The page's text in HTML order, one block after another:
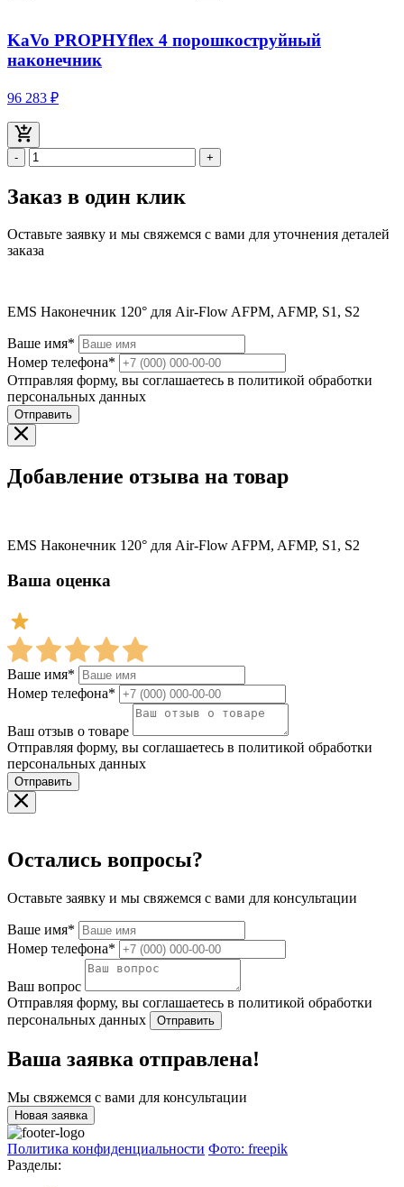
KaVo PROPHYflex 4 порошкоструйный
наконечник
96 283 ₽
- +
Заказ в один клик
Оставьте заявку и мы свяжемся с вами для уточнения деталей
заказа
EMS Наконечник 120° для Air-Flow AFPM, AFMP, S1, S2
Ваше имя*
Номер телефона*
Отправляя форму, вы соглашаетесь в политикой обработки
персональных данных
Отправить
Добавление отзыва на товар
EMS Наконечник 120° для Air-Flow AFPM, AFMP, S1, S2
Ваша оценка
Ваше имя*
Номер телефона*
Ваш отзыв о товаре
Отправляя форму, вы соглашаетесь в политикой обработки
персональных данных
Отправить
Остались вопросы?
Оставьте заявку и мы свяжемся с вами для консультации
Ваше имя*
Номер телефона*
Ваш вопрос
Отправляя форму, вы соглашаетесь в политикой обработки
персональных данных
Отправить
Ваша заявка отправлена!
Мы свяжемся с вами для консультации
Новая заявка
Политика конфиденциальности Фото: freepik
Разделы: